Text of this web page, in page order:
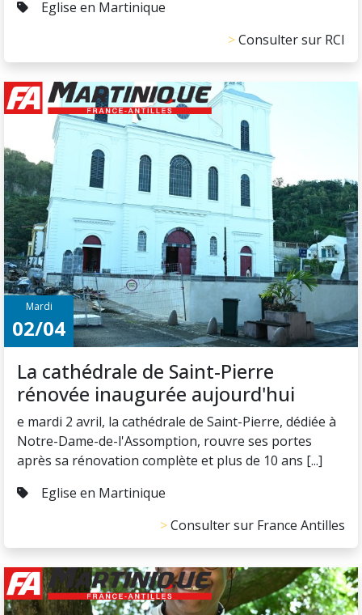
Eglise en Martinique
Consulter sur RCI
Mardi
02/04
La cathédrale de Saint-Pierre
rénovée inaugurée aujourd'hui
e mardi 2 avril, la cathédrale de Saint-Pierre, dédiée à
Notre-Dame-de-l'Assomption, rouvre ses portes
après sa rénovation complète et plus de 10 ans [...]
Eglise en Martinique
Consulter sur France Antilles